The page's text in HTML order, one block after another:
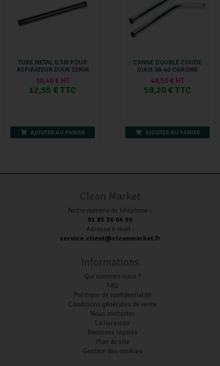
TUBE METAL 0.5M POUR
ASPIRATEUR DIAM 32MM
10,46 € HT
12,55 € TTC
AJOUTER AU PANIER
CANNE DOUBLE COUDE
DIAM 38-40 CHROME
48,50 € HT
58,20 € TTC
AJOUTER AU PANIER
Clean Market
Notre numéro de téléphone :
01 85 36 04 90
Adresse e-mail :
service.client@cleanmarket.fr
Informations
Qui sommes nous ?
FAQ
Politique de confidentialité
Conditions générales de vente
Nous contacter
La livraison
Mentions légales
Plan du site
Gestion des cookies